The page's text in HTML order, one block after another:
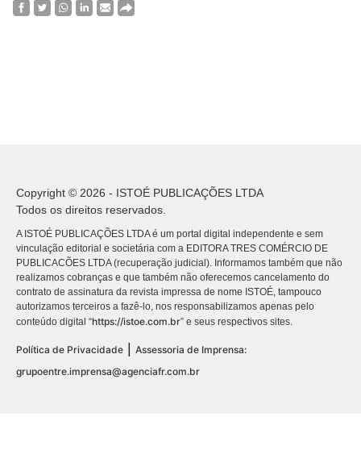
Copyright © 2026 - ISTOÉ PUBLICAÇÕES LTDA
Todos os direitos reservados.
A ISTOÉ PUBLICAÇÕES LTDA é um portal digital independente e sem
vinculação editorial e societária com a EDITORA TRES COMÉRCIO DE
PUBLICACÕES LTDA (recuperação judicial). Informamos também que não
realizamos cobranças e que também não oferecemos cancelamento do
contrato de assinatura da revista impressa de nome ISTOÉ, tampouco
autorizamos terceiros a fazê-lo, nos responsabilizamos apenas pelo
conteúdo digital “https://istoe.com.br” e seus respectivos sites.
Política de Privacidade
Assessoria de Imprensa:
grupoentre.imprensa@agenciafr.com.br